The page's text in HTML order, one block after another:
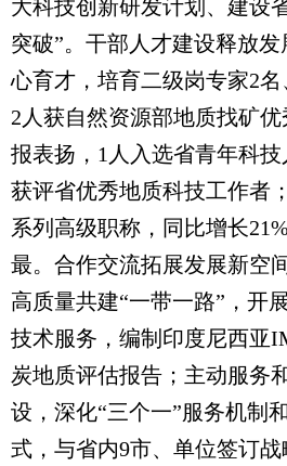
大科技创新研发计划、建设
突破”。干部人才建设释放
心育才，培育二级岗专家2名
2人获自然资源部地质找矿
报表扬，1人入选省青年科
获评省优秀地质科技工作者
系列高级职称，同比增长
最。合作交流拓展发展新空
高质量共建“一带一路”，开
技术服务，编制印度尼西亚
炭地质评估报告；主动服务
设，深化“三个一”服务机制
式，与省内9市、单位签订